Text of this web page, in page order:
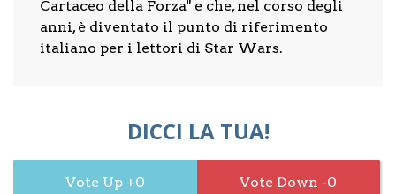
Cartaceo della Forza" e che, nel corso degli
anni, è diventato il punto di riferimento
italiano per i lettori di Star Wars.
DICCI LA TUA!
0 0